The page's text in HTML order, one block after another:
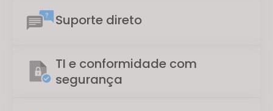
Suporte direto
TI e conformidade com
segurança